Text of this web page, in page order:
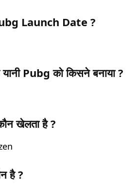
Launch Date ?
यानी Pubg को किसने बनाया ?
खेलता है ?
है ?